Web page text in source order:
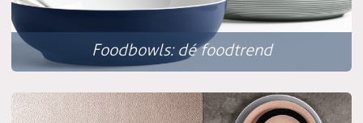
Foodbowls: dé foodtrend